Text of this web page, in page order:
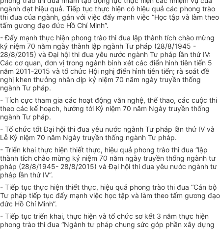
ngành đạt hiệu quả. Tiếp tục thực hiện có hiệu quả các phong trào
thi đua của ngành, gắn với việc đẩy mạnh việc “Học tập và làm theo
tấm gương đạo đức Hồ Chí Minh”.
- Đẩy mạnh thực hiện phong trào thi đua lập thành tích chào mừng
kỷ niệm 70 năm ngày thành lập ngành Tư pháp (28/8/1945 -
28/8/2015) và Đại hội thi đua yêu nước ngành Tư pháp lần thứ IV:
Các cơ quan, đơn vị trong ngành bình xét các điển hình tiên tiến 5
năm 2011-2015 và tổ chức Hội nghị điển hình tiên tiến; rà soát đề
nghị khen thưởng nhân dịp kỷ niệm 70 năm ngày truyền thống
ngành Tư pháp.
- Tích cực tham gia các hoạt động văn nghệ, thể thao, các cuộc thi
theo các kế hoạch, hướng tới Kỷ niệm 70 năm Ngày truyền thống
ngành Tư pháp.
- Tổ chức tốt Đại hội thi đua yêu nước ngành Tư pháp lần thứ IV và
Lễ Kỷ niệm 70 năm Ngày truyền thống ngành Tư pháp.
- Triển khai thực hiện thiết thực, hiệu quả phong trào thi đua “lập
thành tích chào mừng kỷ niệm 70 năm ngày truyền thống ngành tư
pháp (28/8/1945- 28/8/2015) và Đại hội thi đua yêu nước ngành tư
pháp lần thứ IV”.
- Tiếp tục thực hiện thiết thực, hiệu quả phong trào thi đua “Cán bộ
Tư pháp tiếp tục đẩy mạnh việc học tập và làm theo tấm gương đạo
đức Hồ Chí Minh”.
- Tiếp tục triển khai, thực hiện và tổ chức sơ kết 3 năm thực hiện
phong trào thi đua “Ngành tư pháp chung sức góp phần xây dựng